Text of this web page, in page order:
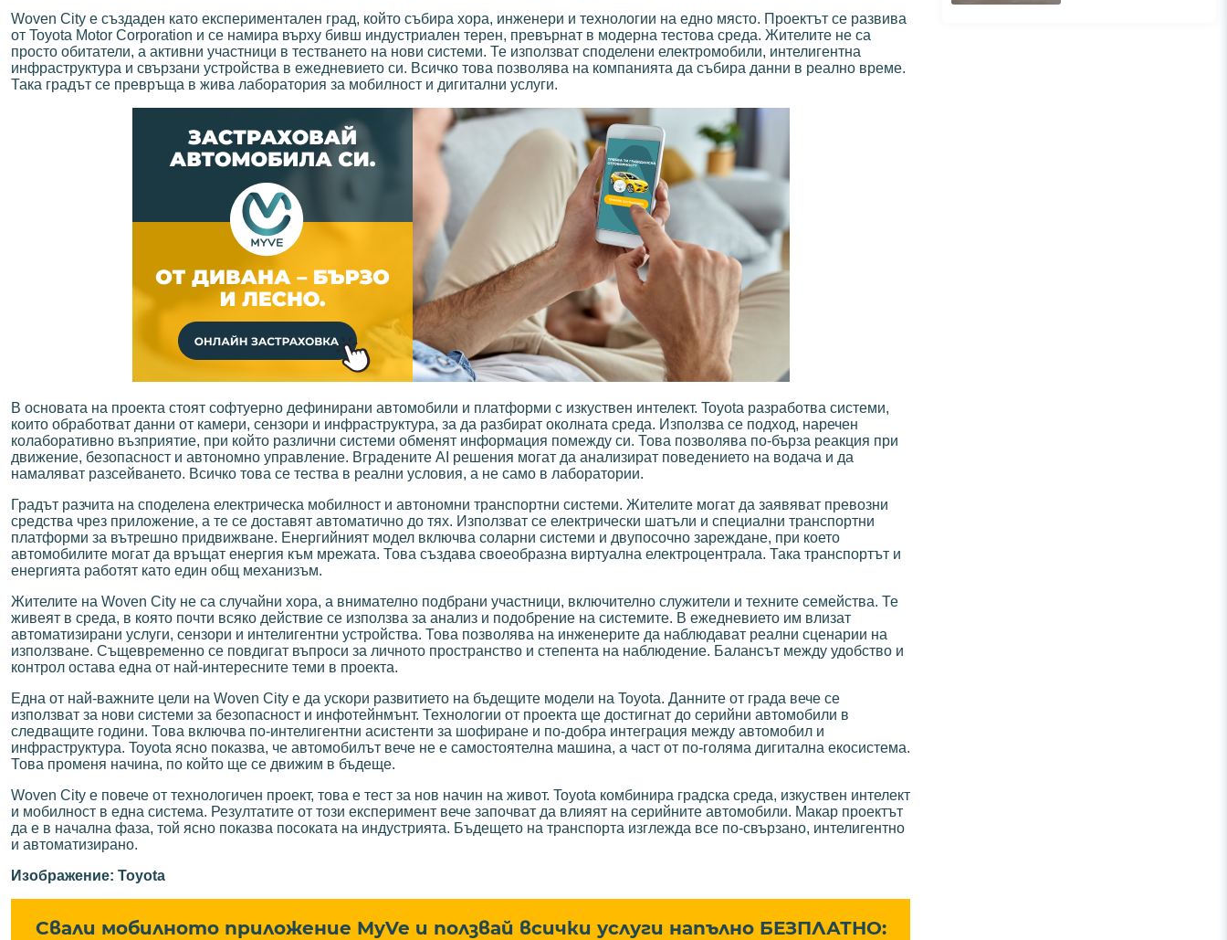
Woven City е създаден като експериментален град, който събира хора, инженери и технологии на едно място. Проектът се развива
от Toyota Motor Corporation и се намира върху бивш индустриален терен, превърнат в модерна тестова среда. Жителите не са
просто обитатели, а активни участници в тестването на нови системи. Те използват споделени електромобили, интелигентна
инфраструктура и свързани устройства в ежедневието си. Всичко това позволява на компанията да събира данни в реално време.
Така градът се превръща в жива лаборатория за мобилност и дигитални услуги.
В основата на проекта стоят софтуерно дефинирани автомобили и платформи с изкуствен интелект. Toyota разработва системи,
които обработват данни от камери, сензори и инфраструктура, за да разбират околната среда. Използва се подход, наречен
колаборативно възприятие, при който различни системи обменят информация помежду си. Това позволява по-бърза реакция при
движение, безопасност и автономно управление. Вградените AI решения могат да анализират поведението на водача и да
намаляват разсейването. Всичко това се тества в реални условия, а не само в лаборатории.
Градът разчита на споделена електрическа мобилност и автономни транспортни системи. Жителите могат да заявяват превозни
средства чрез приложение, а те се доставят автоматично до тях. Използват се електрически шатъли и специални транспортни
платформи за вътрешно придвижване. Енергийният модел включва соларни системи и двупосочно зареждане, при което
автомобилите могат да връщат енергия към мрежата. Това създава своеобразна виртуална електроцентрала. Така транспортът и
енергията работят като един общ механизъм.
Жителите на Woven City не са случайни хора, а внимателно подбрани участници, включително служители и техните семейства. Те
живеят в среда, в която почти всяко действие се използва за анализ и подобрение на системите. В ежедневието им влизат
автоматизирани услуги, сензори и интелигентни устройства. Това позволява на инженерите да наблюдават реални сценарии на
използване. Същевременно се повдигат въпроси за личното пространство и степента на наблюдение. Балансът между удобство и
контрол остава една от най-интересните теми в проекта.
Една от най-важните цели на Woven City е да ускори развитието на бъдещите модели на Toyota. Данните от града вече се
използват за нови системи за безопасност и инфотейнмънт. Технологии от проекта ще достигнат до серийни автомобили в
следващите години. Това включва по-интелигентни асистенти за шофиране и по-добра интеграция между автомобил и
инфраструктура. Toyota ясно показва, че автомобилът вече не е самостоятелна машина, а част от по-голяма дигитална екосистема.
Това променя начина, по който ще се движим в бъдеще.
Woven City е повече от технологичен проект, това е тест за нов начин на живот. Toyota комбинира градска среда, изкуствен интелект
и мобилност в една система. Резултатите от този експеримент вече започват да влияят на серийните автомобили. Макар проектът
да е в начална фаза, той ясно показва посоката на индустрията. Бъдещето на транспорта изглежда все по-свързано, интелигентно
и автоматизирано.
Изображение: Toyota
Свали мобилното приложение MyVe и ползвай всички услуги напълно БЕЗПЛАТНО: